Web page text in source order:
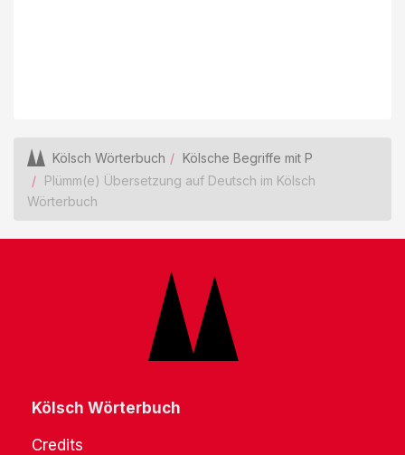
Kölsch Wörterbuch
Kölsche Begriffe mit P
Plümm(e) Übersetzung auf Deutsch im Kölsch
Wörterbuch
Kölsch Wörterbuch
Credits